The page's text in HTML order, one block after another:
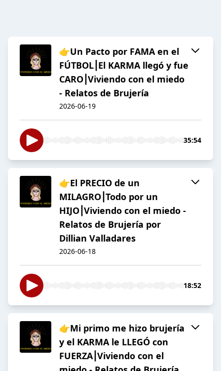
👉Un Pacto por FAMA en el
FÚTBOL⎮El KARMA llegó y fue
CARO⎮Viviendo con el miedo
- Relatos de Brujería
2026-06-19
35:54
👉El PRECIO de un
MILAGRO⎮Todo por un
HIJO⎮Viviendo con el miedo -
Relatos de Brujería por
Dillian Valladares
2026-06-18
18:52
👉Mi primo me hizo brujería
y el KARMA le LLEGÓ con
FUERZA⎮Viviendo con el